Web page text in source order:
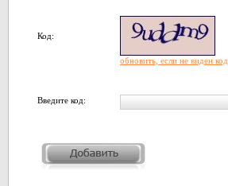
Код:
обновить, если не виден код
Введите код: